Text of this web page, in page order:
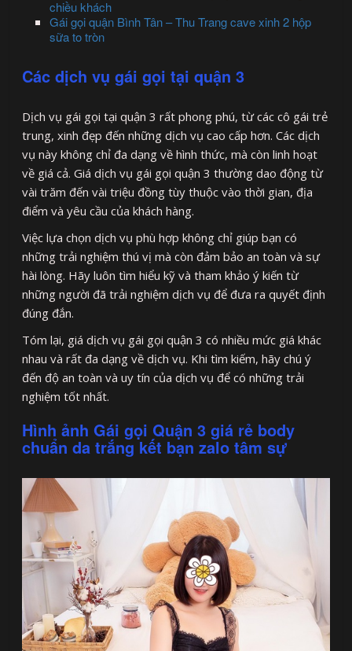
chiều khách
Gái gọi quận Bình Tân – Thu Trang cave xinh 2 hộp
sữa to tròn
Các dịch vụ gái gọi tại quận 3
Dịch vụ gái gọi tại quận 3 rất phong phú, từ các cô gái trẻ
trung, xinh đẹp đến những dịch vụ cao cấp hơn. Các dịch
vụ này không chỉ đa dạng về hình thức, mà còn linh hoạt
về giá cả. Giá dịch vụ gái gọi quận 3 thường dao động từ
vài trăm đến vài triệu đồng tùy thuộc vào thời gian, địa
điểm và yêu cầu của khách hàng.
Việc lựa chọn dịch vụ phù hợp không chỉ giúp bạn có
những trải nghiệm thú vị mà còn đảm bảo an toàn và sự
hài lòng. Hãy luôn tìm hiểu kỹ và tham khảo ý kiến từ
những người đã trải nghiệm dịch vụ để đưa ra quyết định
đúng đắn.
Tóm lại, giá dịch vụ gái gọi quận 3 có nhiều mức giá khác
nhau và rất đa dạng về dịch vụ. Khi tìm kiếm, hãy chú ý
đến độ an toàn và uy tín của dịch vụ để có những trải
nghiệm tốt nhất.
Hình ảnh Gái gọi Quận 3 giá rẻ body
chuẩn da trắng kết bạn zalo tâm sự